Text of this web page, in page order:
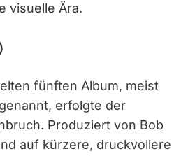
visuelle Ära.
fünften Album, meist
erfolgte der
Produziert von Bob
auf kürzere, druckvollere